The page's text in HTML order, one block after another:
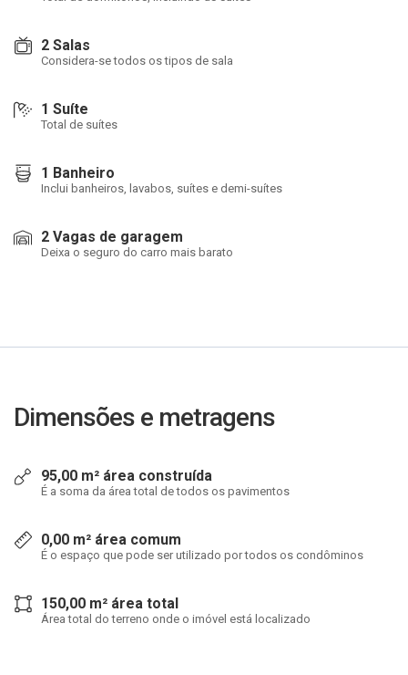
2 Salas
Considera-se todos os tipos de sala
1 Suíte
Total de suítes
1 Banheiro
Inclui banheiros, lavabos, suítes e demi-suítes
2 Vagas de garagem
Deixa o seguro do carro mais barato
Dimensões e metragens
95,00 m² área construída
É a soma da área total de todos os pavimentos
0,00 m² área comum
É o espaço que pode ser utilizado por todos os condôminos
150,00 m² área total
Área total do terreno onde o imóvel está localizado